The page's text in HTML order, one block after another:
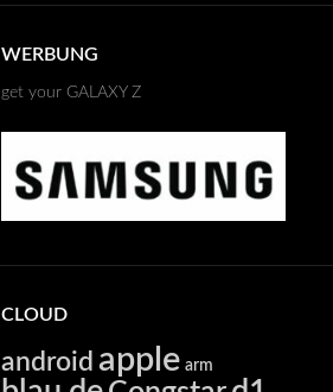
WERBUNG
get your GALAXY Z
CLOUD
android apple arm